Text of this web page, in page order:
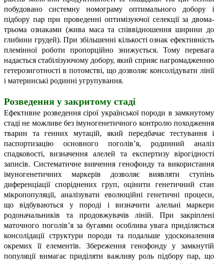
побудовано системну номограму оптимального добору і
підбору пар при проведенні оптимізуючої селекції за двома-
трьома ознаками (жива маса та співвідношення ширини до
глибини грудей). При збільшенні кількості ознак ефективність
племінної роботи пропорційно знижується. Тому перевага
надається стабілізуючому добору, який сприяє нагромадженню
гетерозиготності в потомстві, що дозволяє консолідувати лінії
і материнські родинні угрупування.
Розведення у закритому стаді
Ефективне розведення сірої української породи в замкнутому
стаді не можливе без імуногенетичного контролю походження
тварин та генних мутацій, який передбачає тестування і
паспортизацію основного поголів’я, родинний аналіз
спадковості, визначення алелей та експертизу вірогідності
записів. Систематичне вивчення генофонду та використання
імуногенетичних маркерів дозволяє виявляти ступінь
диференціації споріднених груп, оцінити генетичний стан
мікропопуляції, аналізувати еволюційні генетичні процеси,
що відбуваються у породі і визначити алельні маркери
родоначальників та продовжувачів ліній. При закріплені
маточного поголів’я за бугаями особлива увага приділяється
консолідації структури породи та подальше удосконалення
окремих її елементів. Збереження генофонду у замкнутій
популяції вимагає приділяти важливу роль підбору пар, що